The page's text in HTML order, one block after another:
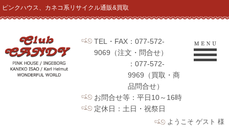
ピンクハウス、カネコ系リサイクル通販&買取
TEL・FAX：077-572-
9069（注文・問合せ）
：077-572-
9969（買取・商
品問合せ）
お問合せ等：平日10～16時
定休日：土日・祝祭日
ようこそ ゲスト 様